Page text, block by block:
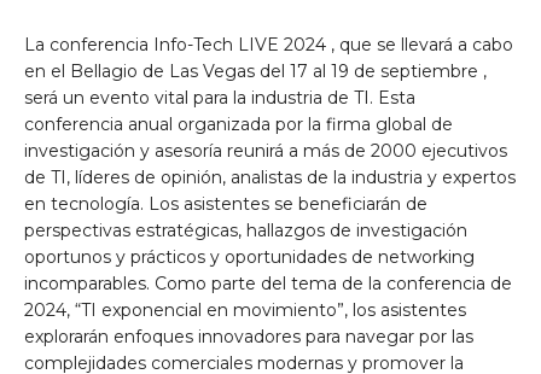
La conferencia Info-Tech LIVE 2024 , que se llevará a cabo
en el Bellagio de Las Vegas del 17 al 19 de septiembre ,
será un evento vital para la industria de TI. Esta
conferencia anual organizada por la firma global de
investigación y asesoría reunirá a más de 2000 ejecutivos
de TI, líderes de opinión, analistas de la industria y expertos
en tecnología. Los asistentes se beneficiarán de
perspectivas estratégicas, hallazgos de investigación
oportunos y prácticos y oportunidades de networking
incomparables. Como parte del tema de la conferencia de
2024, “TI exponencial en movimiento”, los asistentes
explorarán enfoques innovadores para navegar por las
complejidades comerciales modernas y promover la